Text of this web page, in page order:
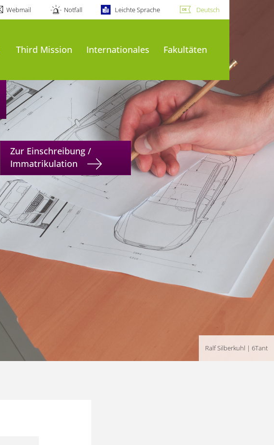
Webmail Notfall Leichte Sprache Deutsch
Third Mission Internationales Fakultäten
Ralf Silberkuhl | 6Tant
Zur Einschreibung /
Immatrikulation